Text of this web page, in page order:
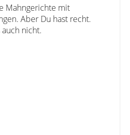
Mahngerichte mit
Aber Du hast recht.
nicht.